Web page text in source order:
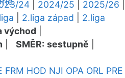
24 2024/25 2025/26
2.liga západ
2.liga
východ
SMĚR: sestupně
FRM HOD NJI OPA ORL PRE